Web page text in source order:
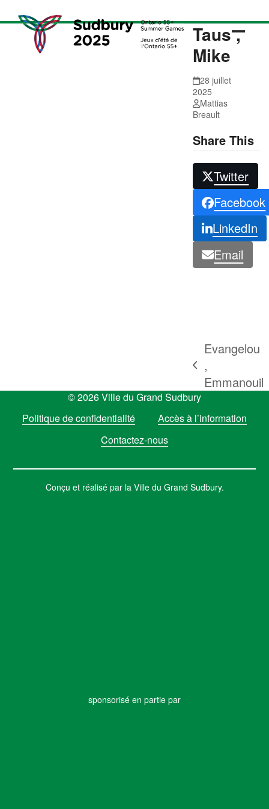
to
content
Open
Close
Taus ,
Mike
28 juillet
2025
Mattias
Breault
Share This
Twitter
Facebook
LinkedIn
Email
previous
post:
Evangelou
,
Emmanouil
© 2026 Ville du Grand Sudbury
Politique de confidentialité
Accès à l’information
Contactez-nous
Conçu et réalisé par la Ville du Grand Sudbury.
sponsorisé en partie par